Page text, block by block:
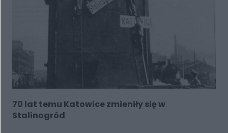
70 lat temu Katowice zmieniły się w
Stalinogród